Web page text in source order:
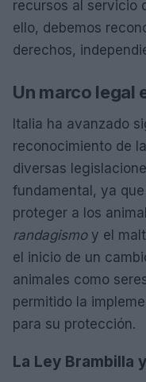
recursos al servicio
ello, debemos
derechos,
Un marco legal
Italia ha avanzado
reconocimiento de
diversas
fundamental, ya
proteger a los
randagismoy el
el inicio de un
animales como
permitido la
para su protección.
La Ley Brambilla